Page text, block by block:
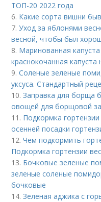
ТОП-20 2022 года
6. Какие сорта вишни
7.Уход за яблонями
весной, чтобы был
8. Маринованная
краснокочанная капуста
9.Соленые зеленые
уксуса. Стандартный
10.Заправка для борща
овощей для борщовой
11. Подкормка
осенней посадки
12.Чем подкормить
Подкормка гортензии
13. Бочковые зеленые
зеленые соленые
бочковые
14.Зеленая аджика с